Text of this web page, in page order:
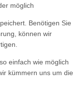
möglich
Benötigen Sie
können wir
einfach wie möglich
kümmern uns um die